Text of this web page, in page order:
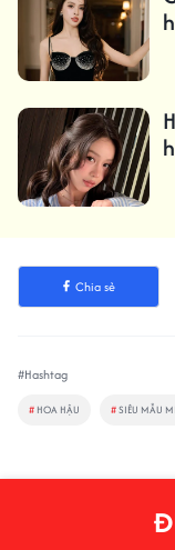
Chia sẻ
#Hashtag
# HOA HẬU #SIÊU MẪU